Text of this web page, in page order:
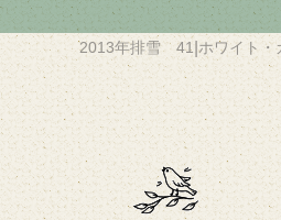
2013年排雪 41 ホワイト・